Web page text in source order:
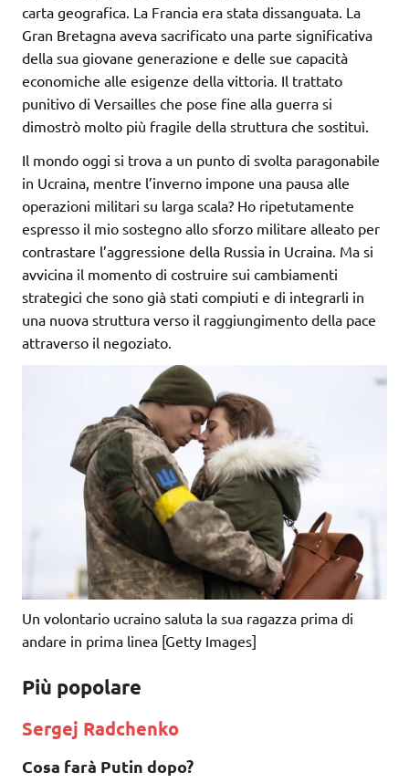
carta geografica. La Francia era stata dissanguata. La
Gran Bretagna aveva sacrificato una parte significativa
della sua giovane generazione e delle sue capacità
economiche alle esigenze della vittoria. Il trattato
punitivo di Versailles che pose fine alla guerra si
dimostrò molto più fragile della struttura che sostituì.
Il mondo oggi si trova a un punto di svolta paragonabile
in Ucraina, mentre l’inverno impone una pausa alle
operazioni militari su larga scala? Ho ripetutamente
espresso il mio sostegno allo sforzo militare alleato per
contrastare l’aggressione della Russia in Ucraina. Ma si
avvicina il momento di costruire sui cambiamenti
strategici che sono già stati compiuti e di integrarli in
una nuova struttura verso il raggiungimento della pace
attraverso il negoziato.
Un volontario ucraino saluta la sua ragazza prima di
andare in prima linea [Getty Images]
Più popolare
Sergej Radchenko
Cosa farà Putin dopo?